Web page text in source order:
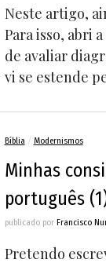
Neste artigo,
Para isso, abri
de avaliar
vi se estende
Bíblia/ Modernismos
Minhas
português
publicado por Francisco
Pretendo